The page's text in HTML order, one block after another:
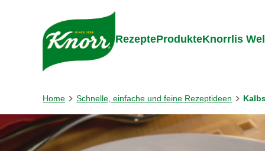
Gehe zu:
RezepteProdukteKnorrlis
Home Schnelle, einfache und feine Rezeptideen